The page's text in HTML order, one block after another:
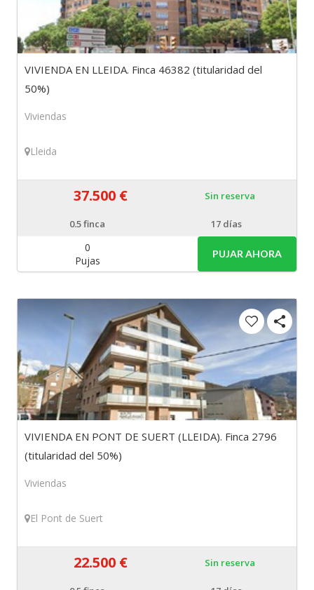
VIVIENDA EN LLEIDA. Finca 46382 (titularidad del
50%)
Viviendas
Lleida
37.500 € Sin reserva
0.5finca 17 días
0
Pujas
PUJAR AHORA
VIVIENDA EN PONT DE SUERT (LLEIDA). Finca 2796
(titularidad del 50%)
Viviendas
El Pont de Suert
22.500 € Sin reserva